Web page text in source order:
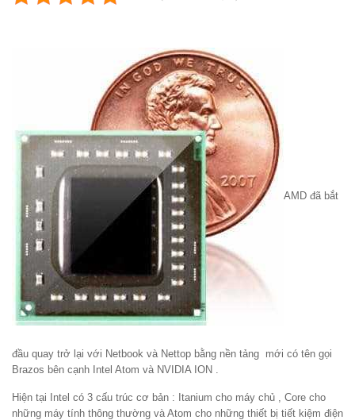
AMD đã bắt
đầu quay trở lại với Netbook và Nettop bằng nền tảng mới có tên gọi
Brazos bên cạnh Intel Atom và NVIDIA ION .
Hiện tại Intel có 3 cấu trúc cơ bản : Itanium cho máy chủ , Core cho
những máy tính thông thường và Atom cho những thiết bị tiết kiệm điện